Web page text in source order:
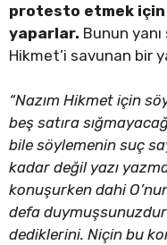
protesto etmek için
yaparlar. Bunun yanı
Hikmet’i savunan bir
“Nazım Hikmet için
beş satıra
bile söylemenin suç
kadar değil yazı
konuşurken dahi
defa
dediklerini. Niçin bu